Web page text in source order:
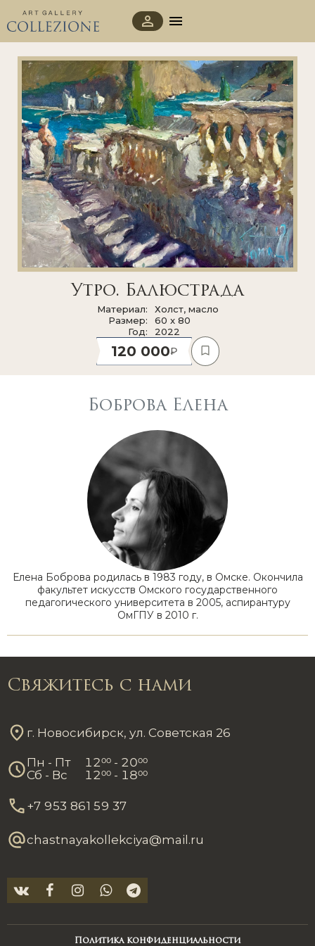
Утро. Балюстрада
Материал
Холст, масло
Размер
60 x 80
Год
2022
120 000
Боброва Елена
Елена Боброва родилась в 1983 году, в Омске. Окончила
факультет искусств Омского государственного
педагогического университета в 2005, аспирантуру
ОмГПУ в 2010 г.
Свяжитесь с нами
г. Новосибирск, ул. Советская 26
Пн - Пт 1200 - 2000
Сб - Вс
1200 - 1800
+7 953 861 59 37
chastnayakollekciya@mail.ru
Политика конфиденциальности